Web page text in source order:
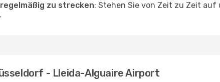
zu strecken: Stehen Sie von Zeit zu Zeit
- Lleida-Alguaire Airport